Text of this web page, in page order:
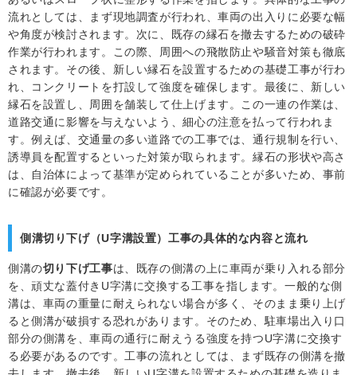
流れとしては、まず現地調査が行われ、車両の出入りに必要な幅
や角度が検討されます。次に、既存の縁石を撤去するための破砕
作業が行われます。この際、周囲への飛散防止や騒音対策も徹底
されます。その後、新しい縁石を設置するための基礎工事が行わ
れ、コンクリートを打設して強度を確保します。最後に、新しい
縁石を設置し、周囲を舗装して仕上げます。この一連の作業は、
道路交通に影響を与えないよう、細心の注意を払って行われま
す。例えば、交通量の多い道路での工事では、通行規制を行い、
誘導員を配置するといった対策が取られます。縁石の形状や高さ
は、自治体によって基準が定められていることが多いため、事前
に確認が必要です。
側溝切り下げ（U字溝設置）工事の具体的な内容と流れ
側溝の切り下げ工事は、既存の側溝の上に車両が乗り入れる部分
を、頑丈な蓋付きU字溝に交換する工事を指します。一般的な側
溝は、車両の重量に耐えられない場合が多く、そのまま乗り上げ
ると側溝が破損する恐れがあります。そのため、駐車場出入り口
部分の側溝を、車両の通行に耐えうる強度を持つU字溝に交換す
る必要があるのです。工事の流れとしては、まず既存の側溝を撤